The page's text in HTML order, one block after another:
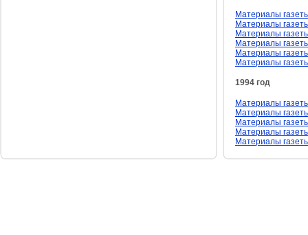
Материалы
Материалы
Материалы
Материалы
Материалы
Материалы
1994 год
Материалы
Материалы
Материалы
Материалы
Материалы